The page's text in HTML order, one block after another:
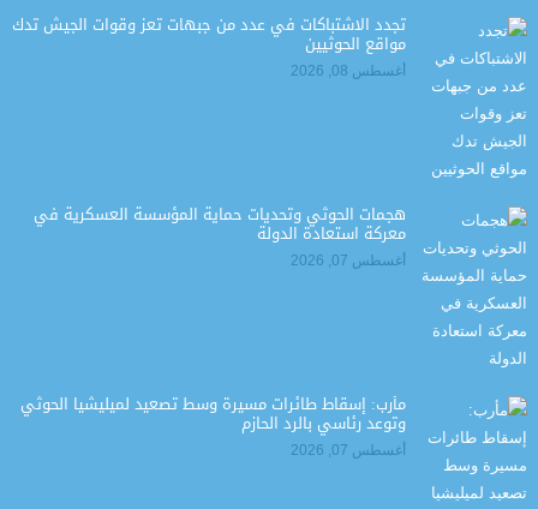
تجدد الاشتباكات في عدد من جبهات تعز وقوات الجيش تدك
مواقع الحوثيين
أغسطس 08, 2026
هجمات الحوثي وتحديات حماية المؤسسة العسكرية في
معركة استعادة الدولة
أغسطس 07, 2026
مأرب: إسقاط طائرات مسيرة وسط تصعيد لميليشيا الحوثي
وتوعد رئاسي بالرد الحازم
أغسطس 07, 2026